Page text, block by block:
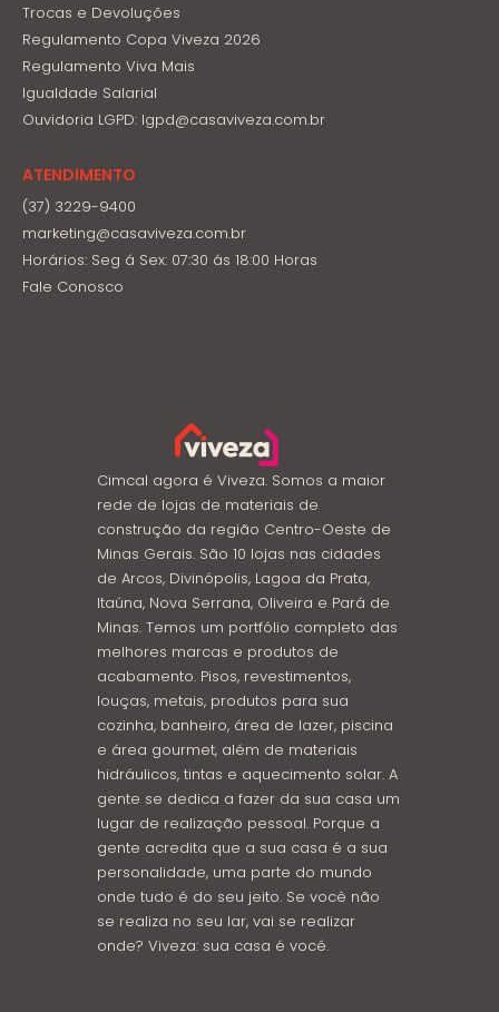
Trocas e Devoluções
Regulamento Copa Viveza 2026
Regulamento Viva Mais
Igualdade Salarial
Ouvidoria LGPD: lgpd@casaviveza.com.br
ATENDIMENTO
(37) 3229-9400
marketing@casaviveza.com.br
Horários: Seg á Sex: 07:30 ás 18:00 Horas
Fale Conosco
Cimcal agora é Viveza. Somos a maior
rede de lojas de materiais de
construção da região Centro-Oeste de
Minas Gerais. São 10 lojas nas cidades
de Arcos, Divinópolis, Lagoa da Prata,
Itaúna, Nova Serrana, Oliveira e Pará de
Minas. Temos um portfólio completo das
melhores marcas e produtos de
acabamento. Pisos, revestimentos,
louças, metais, produtos para sua
cozinha, banheiro, área de lazer, piscina
e área gourmet, além de materiais
hidráulicos, tintas e aquecimento solar. A
gente se dedica a fazer da sua casa um
lugar de realização pessoal. Porque a
gente acredita que a sua casa é a sua
personalidade, uma parte do mundo
onde tudo é do seu jeito. Se você não
se realiza no seu lar, vai se realizar
onde? Viveza: sua casa é você.